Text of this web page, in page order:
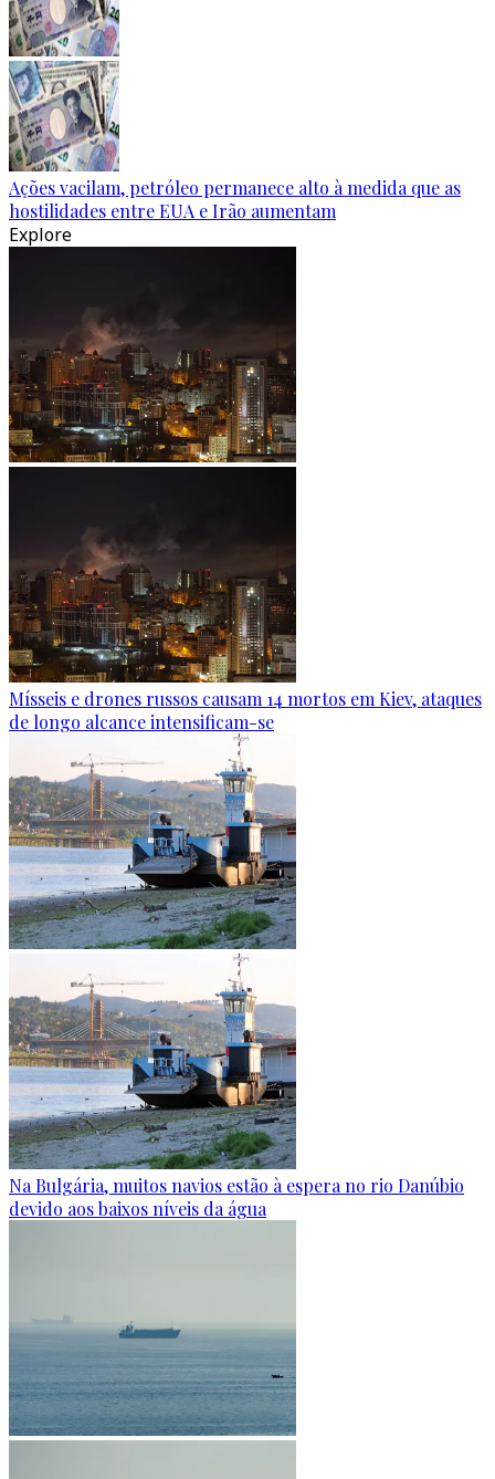
Ações vacilam, petróleo permanece alto à medida que as
hostilidades entre EUA e Irão aumentam
Explore
Mísseis e drones russos causam 14 mortos em Kiev, ataques
de longo alcance intensificam-se
Na Bulgária, muitos navios estão à espera no rio Danúbio
devido aos baixos níveis da água